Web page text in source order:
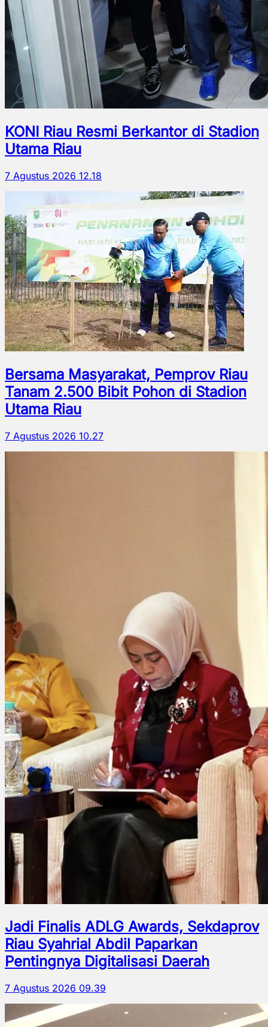
KONI Riau Resmi Berkantor di Stadion
Utama Riau
7 Agustus 2026 12.18
Bersama Masyarakat, Pemprov Riau
Tanam 2.500 Bibit Pohon di Stadion
Utama Riau
7 Agustus 2026 10.27
Jadi Finalis ADLG Awards, Sekdaprov
Riau Syahrial Abdil Paparkan
Pentingnya Digitalisasi Daerah
7 Agustus 2026 09.39